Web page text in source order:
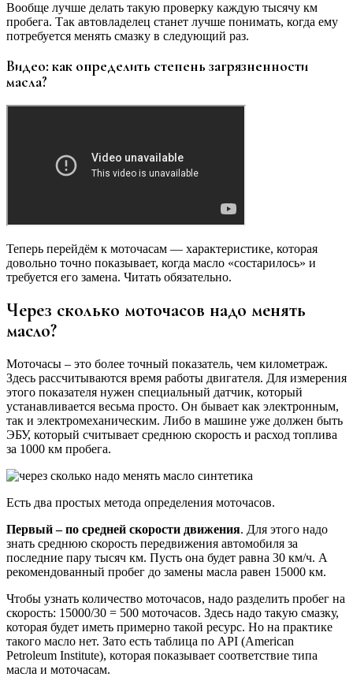
Вообще лучше делать такую проверку каждую тысячу км
пробега. Так автовладелец станет лучше понимать, когда ему
потребуется менять смазку в следующий раз.
Видео: как определить степень загрязненности
масла?
Теперь перейдём к моточасам — характеристике, которая
довольно точно показывает, когда масло «состарилось» и
требуется его замена. Читать обязательно.
Через сколько моточасов надо менять
масло?
Моточасы – это более точный показатель, чем километраж.
Здесь рассчитываются время работы двигателя. Для измерения
этого показателя нужен специальный датчик, который
устанавливается весьма просто. Он бывает как электронным,
так и электромеханическим. Либо в машине уже должен быть
ЭБУ, который считывает среднюю скорость и расход топлива
за 1000 км пробега.
Есть два простых метода определения моточасов.
Первый – по средней скорости движения. Для этого надо
знать среднюю скорость передвижения автомобиля за
последние пару тысяч км. Пусть она будет равна 30 км/ч. А
рекомендованный пробег до замены масла равен 15000 км.
Чтобы узнать количество моточасов, надо разделить пробег на
скорость: 15000/30 = 500 моточасов. Здесь надо такую смазку,
которая будет иметь примерно такой ресурс. Но на практике
такого масло нет. Зато есть таблица по API (American
Petroleum Institute), которая показывает соответствие типа
масла и моточасам.